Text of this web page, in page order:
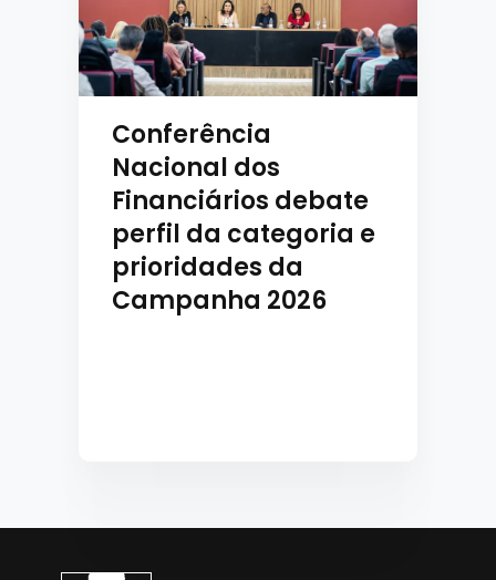
Conferência
Nacional dos
Financiários debate
perfil da categoria e
prioridades da
Campanha 2026